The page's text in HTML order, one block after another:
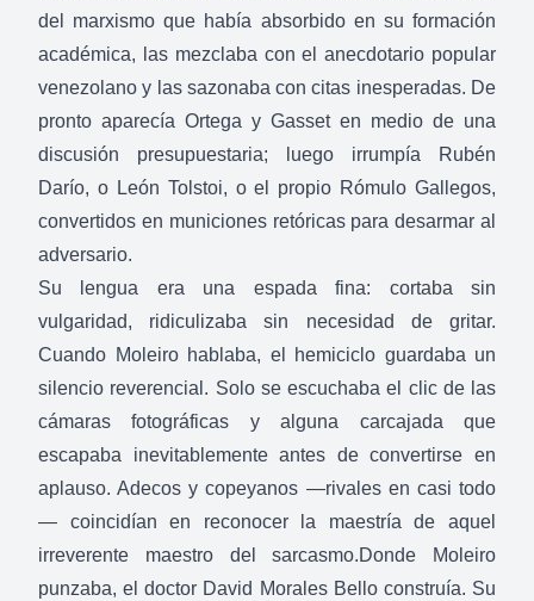
del marxismo que había absorbido en su formación
académica, las mezclaba con el anecdotario popular
venezolano y las sazonaba con citas inesperadas. De
pronto aparecía Ortega y Gasset en medio de una
discusión presupuestaria; luego irrumpía Rubén
Darío, o León Tolstoi, o el propio Rómulo Gallegos,
convertidos en municiones retóricas para desarmar al
adversario.
Su lengua era una espada fina: cortaba sin
vulgaridad, ridiculizaba sin necesidad de gritar.
Cuando Moleiro hablaba, el hemiciclo guardaba un
silencio reverencial. Solo se escuchaba el clic de las
cámaras fotográficas y alguna carcajada que
escapaba inevitablemente antes de convertirse en
aplauso. Adecos y copeyanos —rivales en casi todo
— coincidían en reconocer la maestría de aquel
irreverente maestro del sarcasmo.Donde Moleiro
punzaba, el doctor David Morales Bello construía. Su